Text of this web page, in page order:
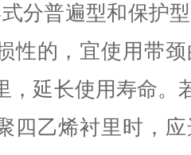
分普遍型和保护
性的，宜使用带
，延长使用寿命。
四乙烯衬里时，